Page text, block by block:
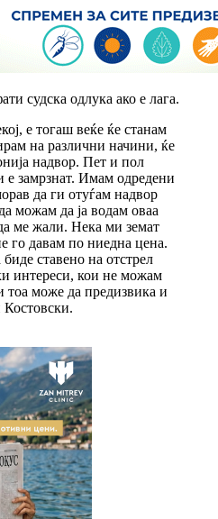
судска одлука ако е лага.
е тогаш веќе ќе станам
на различни начини, ќе
надвор. Пет и пол
замрзнат. Имам одредени
да ги отуѓам надвор
можам да ја водам оваа
ме жали. Нека ми земат
го давам по ниедна цена.
ставено на отстрел
интереси, кои не можам
тоа може да предизвика и
Костовски.